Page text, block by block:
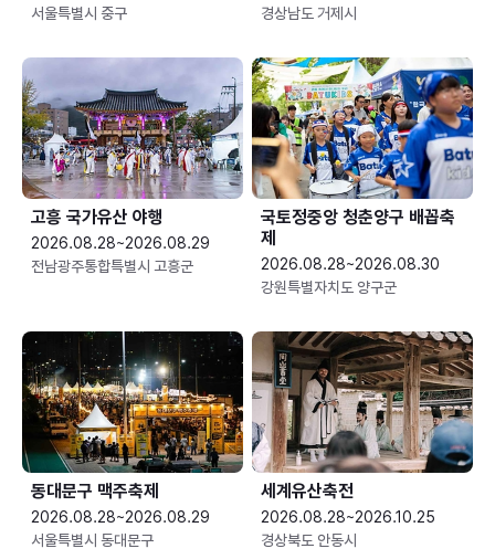
서울특별시 중구
경상남도 거제시
고흥 국가유산 야행
2026.08.28~2026.08.29
전남광주통합특별시 고흥군
국토정중앙 청춘양구 배꼽축
제
2026.08.28~2026.08.30
강원특별자치도 양구군
동대문구 맥주축제
2026.08.28~2026.08.29
서울특별시 동대문구
세계유산축전
2026.08.28~2026.10.25
경상북도 안동시